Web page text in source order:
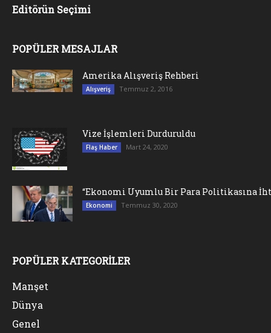
Editörün Seçimi
POPÜLER MESAJLAR
Amerika Alışveriş Rehberi
Alışveriş Temmuz 2, 2016
Vize İşlemleri Durduruldu
Flaş Haber Mart 24, 2020
“Ekonomi Uyumlu Bir Para Politikasına
Ekonomi Temmuz 30, 2020
POPÜLER KATEGORİLER
Manşet
Dünya
Genel